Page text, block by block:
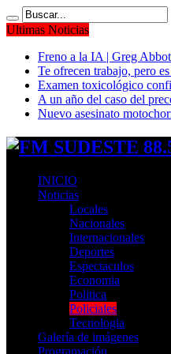
Ultimas Noticias
Freno a la IA | Greg
Te ofrecen trabajo, pero
Examen toxicológico
A un año del caso del
Nuevo asesinato
INICIO
Noticias
Locales
Nacionales
Internacionales
Deportes
Espectaculos
Economia
Politica
Policiales
Tecnologia
Galería de imágenes
Programación